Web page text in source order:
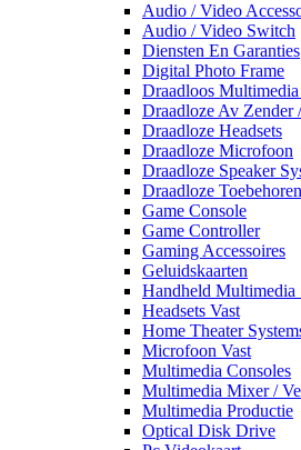
Audio / Video
Audio / Video Switch
Diensten En Garanties
Digital Photo Frame
Draadloos
Draadloze Av Zender
Draadloze Headsets
Draadloze Microfoon
Draadloze Speaker
Draadloze Toebehoren
Game Console
Game Controller
Gaming Accessoires
Geluidskaarten
Handheld Multimedia
Headsets Vast
Home Theater
Microfoon Vast
Multimedia Consoles
Multimedia Mixer /
Multimedia Productie
Optical Disk Drive